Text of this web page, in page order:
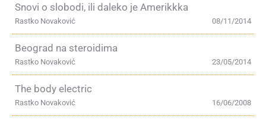
Snovi o slobodi, ili daleko je Amerikkka
08/11/2014
Rastko Novaković
Beograd na steroidima
23/05/2014
Rastko Novaković
The body electric
16/06/2008
Rastko Novaković